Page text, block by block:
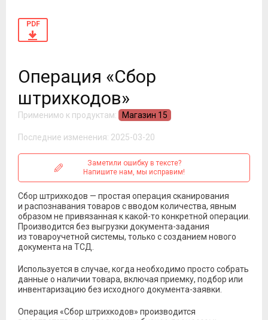
PDF
Операция «Сбор
штрихкодов»
Применимо к продуктам: Магазин 15
Последние изменения: 2025-03-20
Заметили ошибку в тексте?
Напишите нам, мы исправим!
Сбор штрихкодов — простая операция сканирования
и распознавания товаров с вводом количества, явным
образом не привязанная к какой-то конкретной операции.
Производится без выгрузки документа-задания
из товароучетной системы, только с созданием нового
документа на ТСД.
Используется в случае, когда необходимо просто собрать
данные о наличии товара, включая приемку, подбор или
инвентаризацию без исходного документа-заявки.
Операция «Сбор штрихкодов» производится